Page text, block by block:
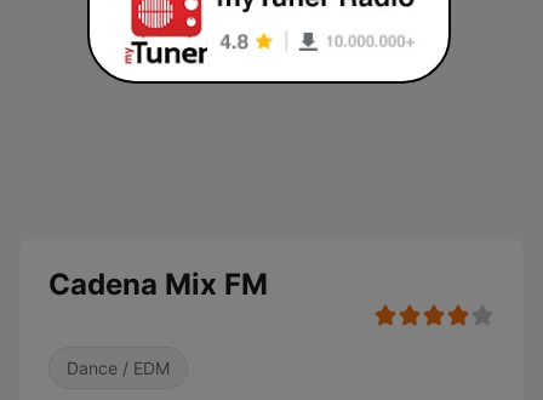
Cadena Mix FM
Dance / EDM